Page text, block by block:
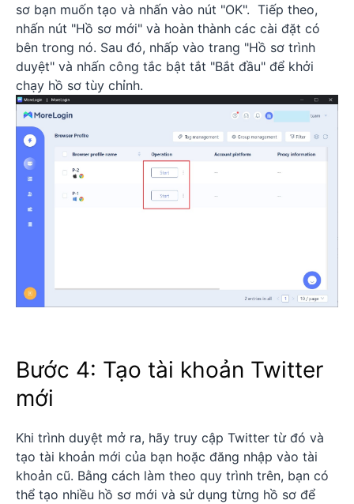
sơ bạn muốn tạo và nhấn vào nút "OK". Tiếp theo,
nhấn nút "Hồ sơ mới" và hoàn thành các cài đặt có
bên trong nó. Sau đó, nhấp vào trang "Hồ sơ trình
duyệt" và nhấn công tắc bật tắt "Bắt đầu" để khởi
chạy hồ sơ tùy chỉnh.
Bước 4: Tạo tài khoản Twitter
mới
Khi trình duyệt mở ra, hãy truy cập Twitter từ đó và
tạo tài khoản mới của bạn hoặc đăng nhập vào tài
khoản cũ. Bằng cách làm theo quy trình trên, bạn có
thể tạo nhiều hồ sơ mới và sử dụng từng hồ sơ để